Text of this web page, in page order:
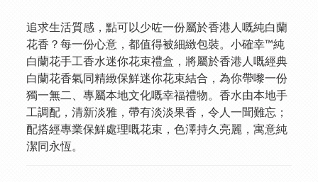
追求生活質感，點可以少咗一份屬於香港人嘅純白蘭
花香？每一份心意，都值得被細緻包裝。小確幸™純
白蘭花手工香水迷你花束禮盒，將屬於香港人嘅經典
白蘭花香氣同精緻保鮮迷你花束結合，為你帶嚟一份
獨一無二、專屬本地文化嘅幸福禮物。香水由本地手
工調配，清新淡雅，帶有淡淡果香，令人一聞難忘；
配搭經專業保鮮處理嘅花束，色澤持久亮麗，寓意純
潔同永恆。